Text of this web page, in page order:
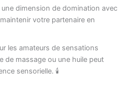
une dimension de domination avec
votre partenaire en
les amateurs de sensations
de massage ou une huile peut
sensorielle. 🕯️